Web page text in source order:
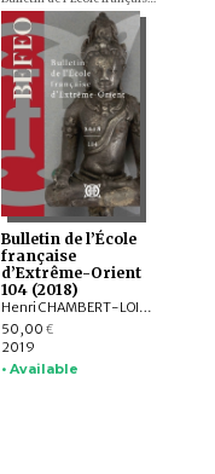
Bulletin de l’École
française
d’Extrême-Orient
104 (2018)
Henri CHAMBERT-LOIR, Hubert DELAHAYE, Aude FAVEREAU, Thomas Oliver PRYCE, Brice VINCENT, Pierre BAPTISTE, Andrea ACRI, David BOURGARIT, Grégory KOURILSKY, Lynn ATE, Tin Tin WIN, Louis CHAMPION, Thu Thu WIN, Kalayar MYAT MYAT HTWE, Aye Aye MAR, Baptiste PRADIER, Anna WILLIS, Mathilde MECHLING, Michele STEPHEN, Alexis LYCAS, LEI Yang, William Lloyd GIBSON, CAST:ING
50,00 €
2019
• Available